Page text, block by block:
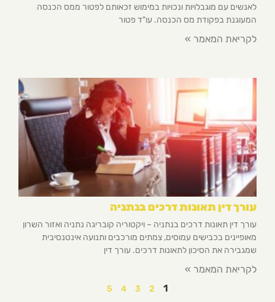
לאנשים עם מוגבלויות ונכויות במימוש זכאותם לפטור ממס הכנסה
המעוגנת בפקודת מס הכנסה. עו"ד פטור
לקריאת המאמר »
עורך דין תאונות דרכים בנתניה
עורך דין תאונות דרכים בנתניה – ויקטוריה קובריגה נתניה ואזור השרון
מאופיינים בכבישים עמוסים, צמתים מורכבים ותנועה אינטנסיבית
שמגבירה את הסיכון לתאונות דרכים. עורך דין
לקריאת המאמר »
1
2
3
4
5